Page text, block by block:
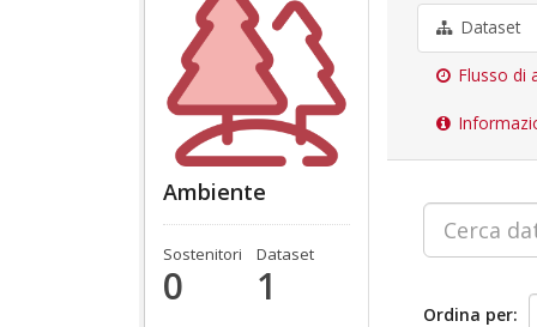
Ambiente
Sostenitori
0
Dataset
1
Dataset
Flusso di
Ordina per